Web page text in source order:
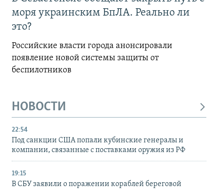
моря украинским БпЛА. Реально ли
это?
Российские власти города анонсировали
появление новой системы защиты от
беспилотников
НОВОСТИ
22:54
Под санкции США попали кубинские генералы и
компании, связанные с поставками оружия из РФ
19:15
В СБУ заявили о поражении кораблей береговой